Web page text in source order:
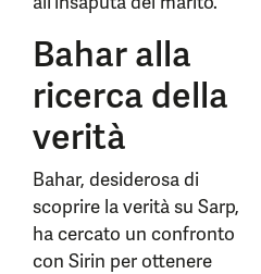
Bahar alla
ricerca della
verità
Bahar, desiderosa di
scoprire la verità su Sarp,
ha cercato un confronto
con Sirin per ottenere